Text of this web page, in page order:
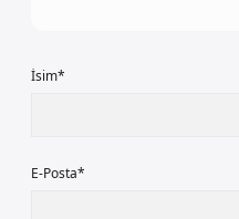
İsim*
E-Posta*